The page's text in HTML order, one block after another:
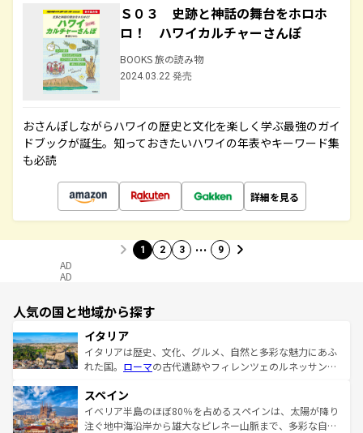
Ｓ０３ 史跡と神話の舞台をホロホ
ロ！ ハワイカルチャーさんぽ
BOOKS 旅の読み物
2024.03.22 発売
おさんぽしながらハワイの歴史と文化を楽しく学ぶ最強のガイ
ドブックが誕生。知っておきたいハワイの年表やキーワード集
も必読
詳細を見る
1 2 3 … 9
AD
AD
人気の国と地域から探す
イタリア
イタリアは歴史、文化、グルメ、自然と多彩な魅力にあふ
れた国。 ローマの古代遺跡やフィレンツェのルネッサンス
ろん、トスカーナの美しい田園風景やアマルフィ海岸の絶
景など、自然景観も見逃せない。観光の合間には、本場の
ピザやパスタなど、絶品のイタリア料理を堪能することも
スペイン
イベリア半島のほぼ80％を占めるスペインは、太陽が降り
注ぐ地中海沿岸から雄大なピレネー山脈まで、多彩な自然